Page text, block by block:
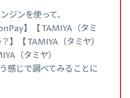
ジンを使って、
】【 TAMIYA（タミ
【 TAMIYA（タミヤ）
（タミヤ）
じで調べてみることに